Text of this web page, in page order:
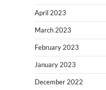
April 2023
March 2023
February 2023
January 2023
December 2022